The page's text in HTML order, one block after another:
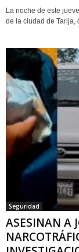
La noche de este
de la ciudad de Tarija,
Seguridad
ASESINAN A